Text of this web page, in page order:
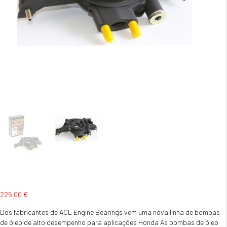
225,00 €
Dos fabricantes de ACL Engine Bearings vem uma nova linha de bombas
de óleo de alto desempenho para aplicações Honda As bombas de óleo